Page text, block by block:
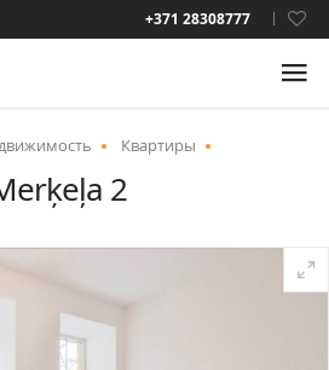
+371 28308777
LAT
ENG
Квартиры
2